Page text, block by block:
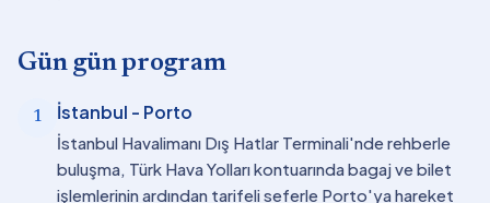
Gün gün program
1 İstanbul - Porto
İstanbul Havalimanı Dış Hatlar Terminali'nde rehberle
buluşma, Türk Hava Yolları kontuarında bagaj ve bilet
işlemlerinin ardından tarifeli seferle Porto'ya hareket